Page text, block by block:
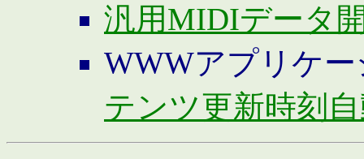
汎用MIDIデータ
WWWアプリケ
テンツ更新時刻